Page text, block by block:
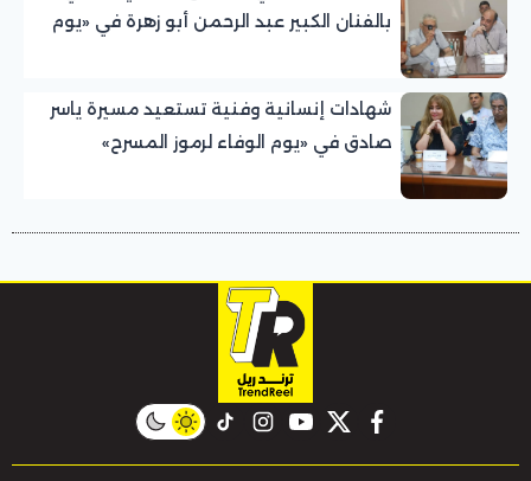
بالفنان الكبير عبد الرحمن أبو زهرة في «يوم
شهادات إنسانية وفنية تستعيد مسيرة ياسر
صادق في «يوم الوفاء لرموز المسرح»
facebook
twitter
youtube
instagram
tiktok